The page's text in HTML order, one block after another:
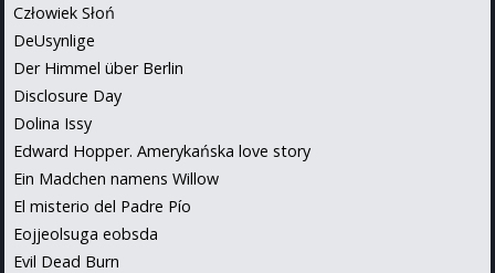
Człowiek Słoń
DeUsynlige
Der Himmel über Berlin
Disclosure Day
Dolina Issy
Edward Hopper. Amerykańska love story
Ein Madchen namens Willow
El misterio del Padre Pío
Eojjeolsuga eobsda
Evil Dead Burn